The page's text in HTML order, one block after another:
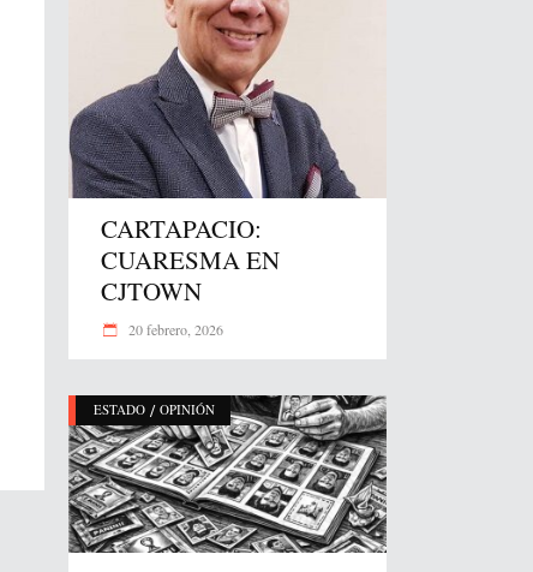
CARTAPACIO:
CUARESMA EN
CJTOWN
20 febrero, 2026
ESTADO / OPINIÓN